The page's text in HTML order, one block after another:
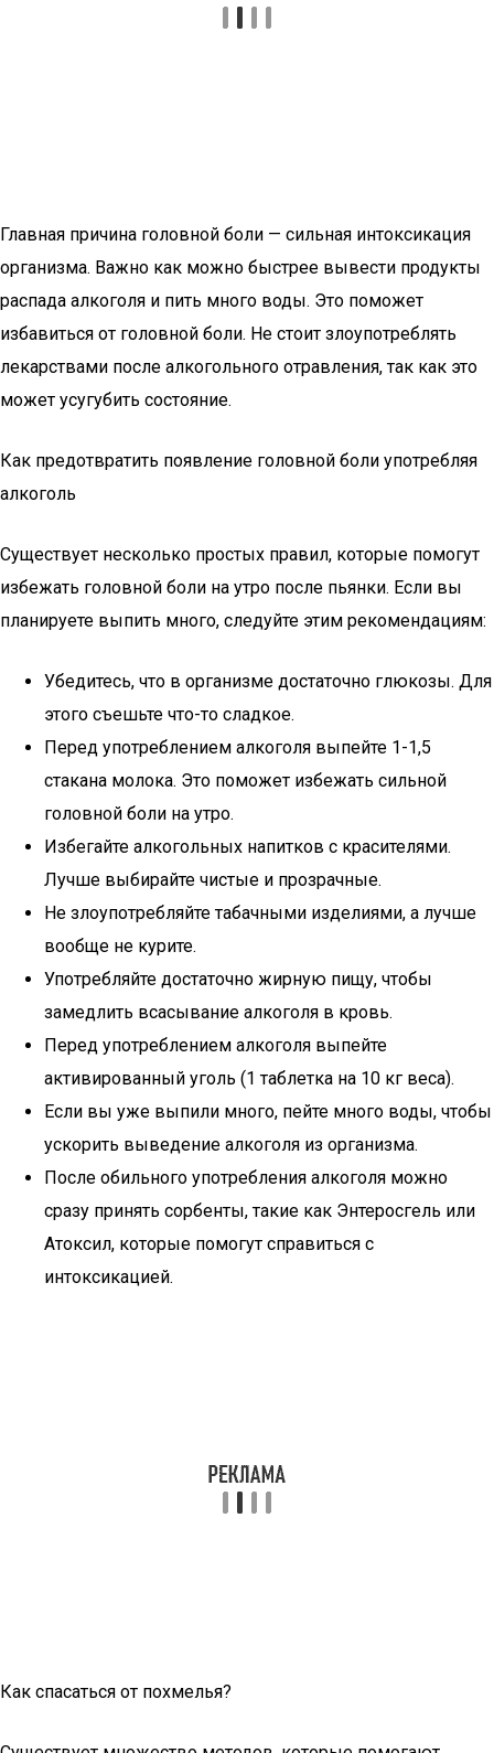
Главная причина головной боли — сильная интоксикация
организма. Важно как можно быстрее вывести продукты
распада алкоголя и пить много воды. Это поможет
избавиться от головной боли. Не стоит злоупотреблять
лекарствами после алкогольного отравления, так как это
может усугубить состояние.
Как предотвратить появление головной боли употребляя
алкоголь
Существует несколько простых правил, которые помогут
избежать головной боли на утро после пьянки. Если вы
планируете выпить много, следуйте этим рекомендациям:
Убедитесь, что в организме достаточно глюкозы. Для
этого съешьте что-то сладкое.
Перед употреблением алкоголя выпейте 1-1,5
стакана молока. Это поможет избежать сильной
головной боли на утро.
Избегайте алкогольных напитков с красителями.
Лучше выбирайте чистые и прозрачные.
Не злоупотребляйте табачными изделиями, а лучше
вообще не курите.
Употребляйте достаточно жирную пищу, чтобы
замедлить всасывание алкоголя в кровь.
Перед употреблением алкоголя выпейте
активированный уголь (1 таблетка на 10 кг веса).
Если вы уже выпили много, пейте много воды, чтобы
ускорить выведение алкоголя из организма.
После обильного употребления алкоголя можно
сразу принять сорбенты, такие как Энтеросгель или
Атоксил, которые помогут справиться с
интоксикацией.
Как спасаться от похмелья?